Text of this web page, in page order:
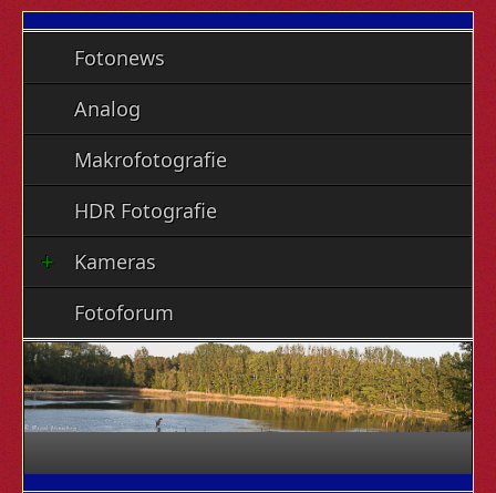
Fotonews
Analog
Makrofotografie
HDR Fotografie
Kameras
Fotoforum